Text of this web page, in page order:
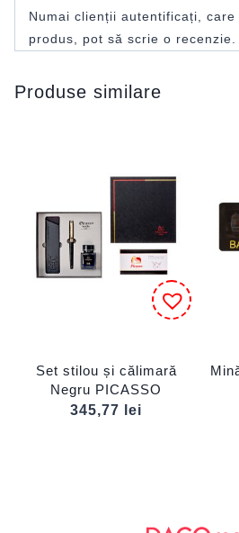
Numai clienții autentificați,
produs, pot să scrie o recenzie.
Produse similare
Set stilou și călimară
Negru PICASSO
345,77
lei